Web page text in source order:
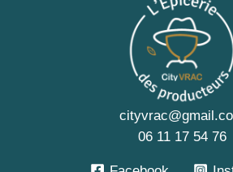
06 11 17 54 76